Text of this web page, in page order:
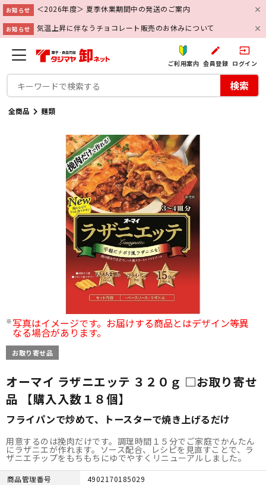
お知らせ ＜2026年度＞ 夏季休業期間中の発送のご案内
お知らせ 気温上昇に伴なうチョコレート販売のお休みについて
ご利用案内
create
会員登録
input
ログイン
検索
全商品 麺類
写真はイメージです。お届けする商品とはデザイン等異
なる場合があります。
お取り寄せ品
オーマイ ラザニエッテ ３２０ｇ □お取り寄せ
品 【購入入数１８個】
フライパンで炒めて、トースターで焼き上げるだけ
用意するのは挽肉だけです。調理時間１５分でご家庭でかんたん
にラザニエが作れます。ソース配合、レシピを見直すことで、ラ
ザニエチップをもちもちにゆでやすくリニューアルしました。
商品管理番号
4902170185029